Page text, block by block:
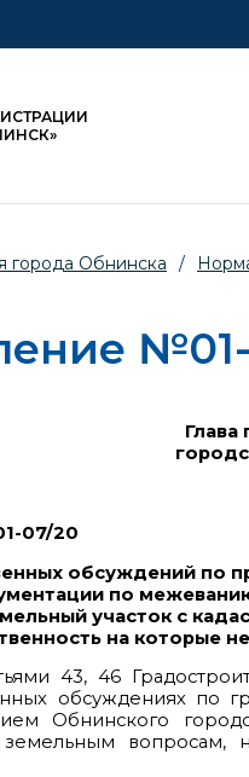
города Обнинска /
№01-
Глава
07/20
обсуждений по
по
участок с
на которые
43, 46
обсуждениях по
Обнинского
вопросам,